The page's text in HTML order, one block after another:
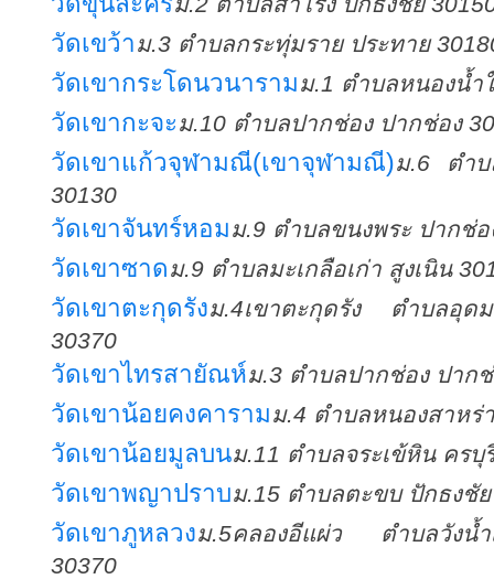
วัดเขว้าม.3 ตำบลกระทุ่มราย ประทาย
วัดเขากระโดนวนารามม.1 ตำบลหนองน้ำ
วัดเขากะจะม.10 ตำบลปากช่อง ปากช่อง
วัดเขาแก้วจุฬามณี(เขาจุฬามณี)ม.6 ตำบ
30130
วัดเขาจันทร์หอมม.9 ตำบลขนงพระ ปากช่อ
วัดเขาซาดม.9 ตำบลมะเกลือเก่า สูงเนิน
วัดเขาตะกุดรังม.4เขาตะกุดรัง ตำบลอุด
30370
วัดเขาไทรสายัณห์ม.3 ตำบลปากช่อง ปาก
วัดเขาน้อยคงคารามม.4 ตำบลหนองสาหร่
วัดเขาน้อยมูลบนม.11 ตำบลจระเข้หิน ครบุ
วัดเขาพญาปราบม.15 ตำบลตะขบ ปักธงชัย
วัดเขาภูหลวงม.5คลองอีแผ่ว ตำบลวังน้
30370